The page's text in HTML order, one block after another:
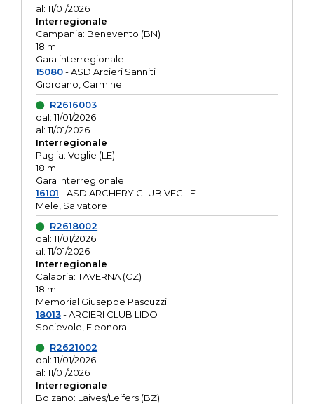
al: 11/01/2026
Interregionale
Campania: Benevento (BN)
18 m
Gara interregionale
15080- ASD Arcieri Sanniti
Giordano, Carmine
R2616003
dal: 11/01/2026
al: 11/01/2026
Interregionale
Puglia: Veglie (LE)
18 m
Gara Interregionale
16101 - ASD ARCHERY CLUB VEGLIE
Mele, Salvatore
R2618002
dal: 11/01/2026
al: 11/01/2026
Interregionale
Calabria: TAVERNA (CZ)
18 m
Memorial Giuseppe Pascuzzi
18013- ARCIERI CLUB LIDO
Socievole, Eleonora
R2621002
dal: 11/01/2026
al: 11/01/2026
Interregionale
Bolzano: Laives/Leifers (BZ)